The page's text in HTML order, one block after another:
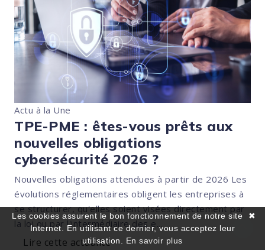
Actu à la Une
TPE-PME : êtes-vous prêts aux
nouvelles obligations
cybersécurité 2026 ?
Nouvelles obligations attendues à partir de 2026 Les
évolutions réglementaires obligent les entreprises à
se structurer, qu'elles soient visées directement par
la loi ou par l'intermédiaire des e...
Lire cette actualité
✖
Les cookies assurent le bon fonctionnement de notre site
Internet. En utilisant ce dernier, vous acceptez leur
utilisation. En savoir plus